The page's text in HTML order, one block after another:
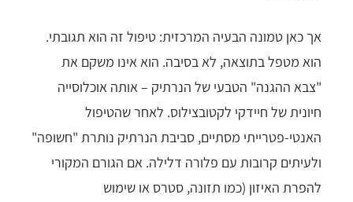
אך כאן טמונה הבעיה המרכזית: טיפול זה הוא תגובתי.
הוא מטפל בתוצאה, לא בסיבה. הוא אינו משקם את
"צבא ההגנה" הטבעי של הנרתיק – אותה אוכלוסייה
חיונית של חיידקי לקטובצילוס. לאחר שהטיפול
האנטי-פטרייתי מסתיים, סביבת הנרתיק נותרת "חשופה"
ולעיתים קרובות עם פלורה דלילה. אם הגורם המקורי
להפרת האיזון (כמו תזונה, סטרס או שימוש